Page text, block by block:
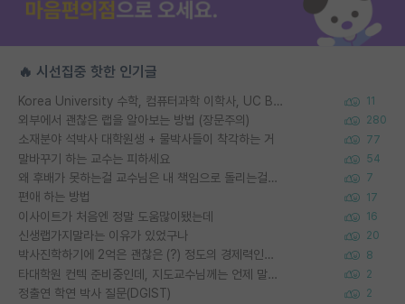
🔥 시선집중 핫한 인기글
Korea University 수학, 컴퓨터과학 이학사, UC Berkeley 산업공학 대학원 공학박사가 되는 것은 쉽지 않겠죠? 11
외부에서 괜찮은 랩을 알아보는 방법 (장문주의) 280
소재분야 석박사 대학원생 + 물박사들이 착각하는 거 77
말바꾸기 하는 교수는 피하세요 54
왜 후배가 못하는걸 교수님은 내 책임으로 돌리는걸까요? 7
편애 하는 방법 17
이사이트가 처음엔 정말 도움많이됐는데 16
신생랩가지말라는 이유가 있었구나 20
박사진학하기에 2억은 괜찮은 (?) 정도의 경제력인가요 8
타대학원 컨텍 준비중인데, 지도교수님께는 언제 말씀드려야 할까요? 2
정출연 학연 박사 질문(DGIST) 2